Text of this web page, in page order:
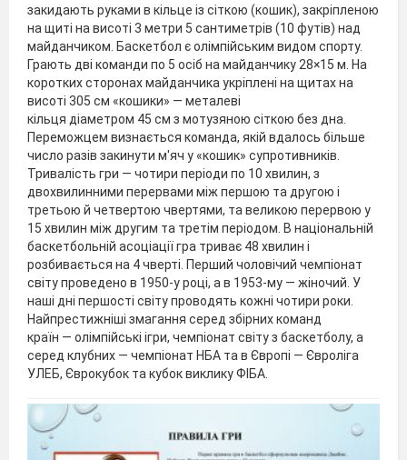
закидають руками в кільце із сіткою (кошик), закріпленою
на щиті на висоті 3 метри 5 сантиметрів (10 футів) над
майданчиком. Баскетбол є олімпійським видом спорту.
Грають дві команди по 5 осіб на майданчику 28×15 м. На
коротких сторонах майданчика укріплені на щитах на
висоті 305 см «кошики» — металеві
кільця діаметром 45 см з мотузяною сіткою без дна.
Переможцем визнається команда, якій вдалось більше
число разів закинути м'яч у «кошик» супротивників.
Тривалість гри — чотири періоди по 10 хвилин, з
двохвилинними перервами між першою та другою і
третьою й четвертою чвертями, та великою перервою у
15 хвилин між другим та третім періодом. В національній
баскетбольній асоціації гра триває 48 хвилин і
розбивається на 4 чверті. Перший чоловічий чемпіонат
світу проведено в 1950-у році, а в 1953-му — жіночий. У
наші дні першості світу проводять кожні чотири роки.
Найпрестижніші змагання серед збірних команд
країн — олімпійські ігри, чемпіонат світу з баскетболу, а
серед клубних — чемпіонат НБА та в Європі — Євроліга
УЛЕБ, Єврокубок та кубок виклику ФІБА.